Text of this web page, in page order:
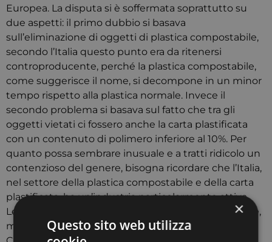
Europea. La disputa si è soffermata soprattutto su
due aspetti: il primo dubbio si basava
sull’eliminazione di oggetti di plastica compostabile,
secondo l’Italia questo punto era da ritenersi
controproducente, perché la plastica compostabile,
come suggerisce il nome, si decompone in un minor
tempo rispetto alla plastica normale. Invece il
secondo problema si basava sul fatto che tra gli
oggetti vietati ci fossero anche la carta plastificata
con un contenuto di polimero inferiore al 10%. Per
quanto possa sembrare inusuale e a tratti ridicolo un
contenzioso del genere, bisogna ricordare che l’Italia,
nel settore della plastica compostabile e della carta
plastificata, ha un’industria particolarmente attiva.
Le trattative si sono tenute per parecchie settimane,
ma il ministro per la transizione ecologica Roberto
×
Questo sito web utilizza